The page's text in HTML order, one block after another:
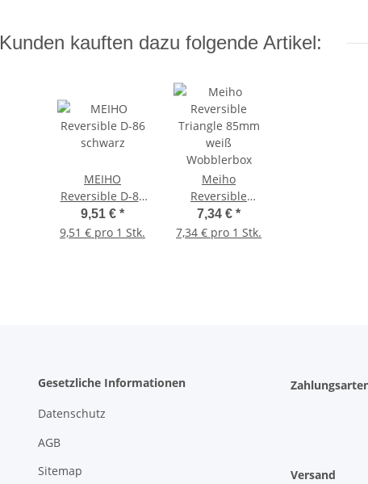
Kunden kauften dazu folgende Artikel:
MEIHO
Reversible D-86
schwarz
9,51 € *
9,51 € pro 1 Stk.
Meiho
Reversible
Triangle 85mm
weiß
7,34 € *
7,34 € pro 1 Stk.
Gesetzliche Informationen
Datenschutz
AGB
Sitemap
Versand